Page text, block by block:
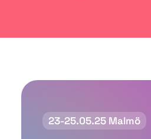
23-25.05.25 Malmö